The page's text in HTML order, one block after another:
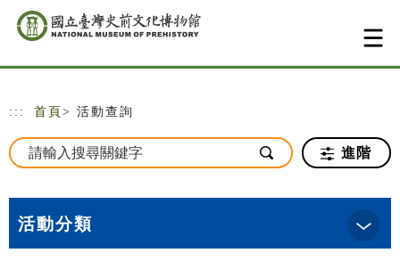
跳到主要內容
網站導覽
::: 首頁 > 活動查詢
進階
活動分類